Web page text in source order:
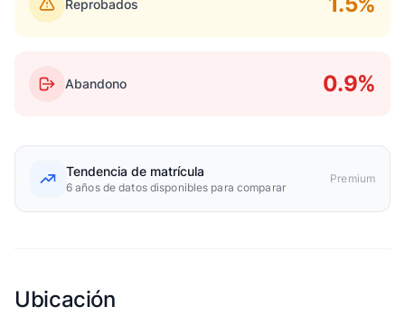
Reprobados
Abandono 0.9%
Tendencia de matrícula
6 años de datos disponibles para comparar
Premium
Ubicación